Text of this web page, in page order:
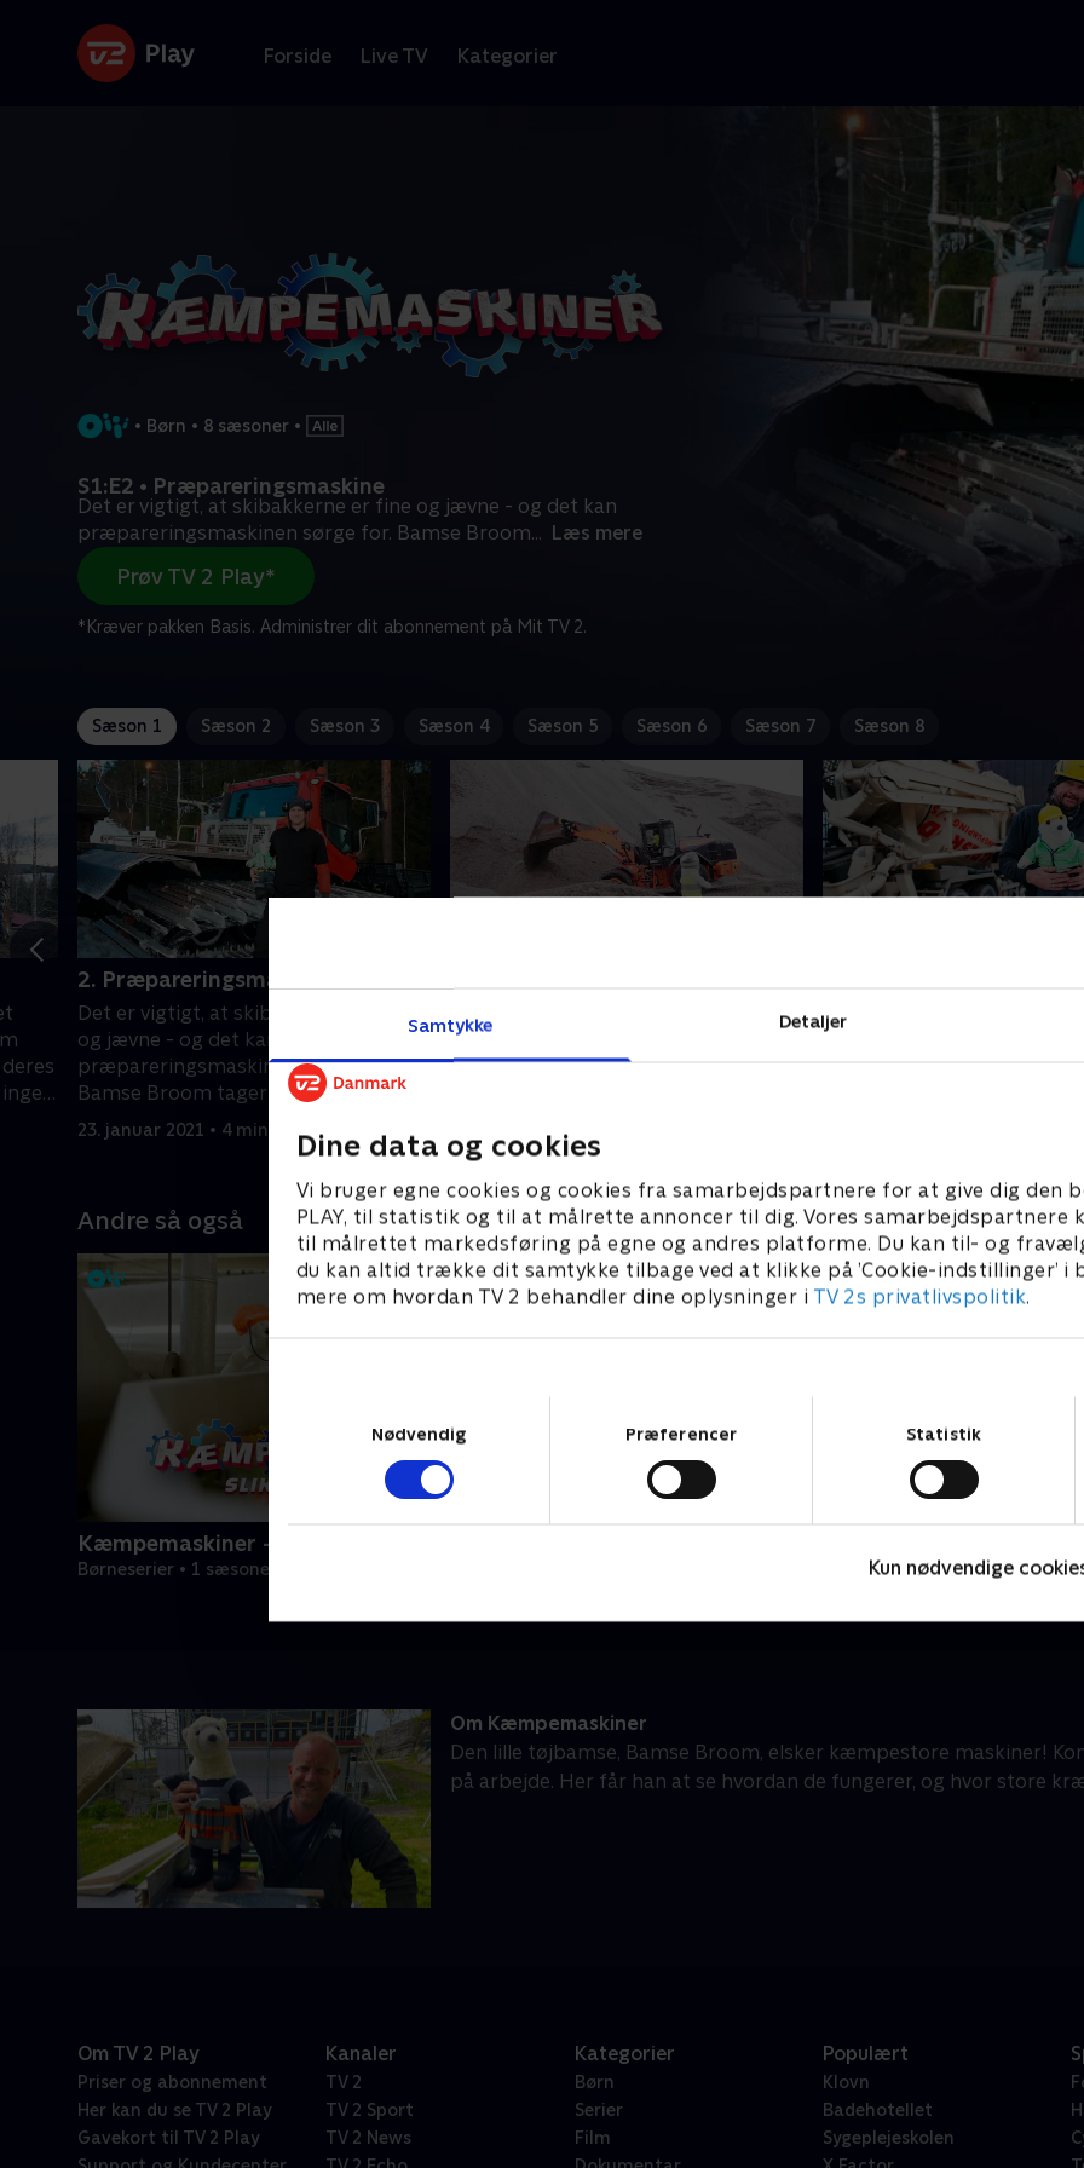
Samtykke Detaljer
Dine data og cookies
Vi bruger egne cookies og cookies fra samarbejdspartnere for at give dig den
PLAY, til statistik og til at målrette annoncer til dig. Vores samarbejdspartnere
til målrettet markedsføring på egne og andres platforme. Du kan til- og
du kan altid trække dit samtykke tilbage ved at klikke på ’Cookie-indstillinger’ i
mere om hvordan TV 2 behandler dine oplysninger i TV 2s privatlivspolitik.
Nødvendig
Præferencer Statistik
Kun nødvendige
Forside Live TV Kategorier
• Børn • 8 sæsoner •
S1:E2 • Præpareringsmaskine
Det er vigtigt, at skibakkerne er fine og jævne - og det kan
præpareringsmaskinen sørge for. Bamse Broom... Læs mere
Prøv TV 2 Play*
*Kræver pakken Basis. Administrer dit abonnement på Mit TV 2.
Sæson 1 Sæson 2 Sæson 3 Sæson 4 Sæson 5 Sæson 6 Sæson 7 Sæson 8
2. Præpareringsmaskine
Det er vigtigt, at skibakkerne er fine
og jævne - og det kan
præpareringsmaskinen sørge for.
Bamse Broom tager med en tur.
23. januar 2021 • 4 min
Gummigeden er lille og hurtig, når der
skal flyttes store bunker af sand fra
ét sted til et andet. Og Bamse Broom
23. januar 2021 • 4 min
Den store betonblander har
Andre så også
Kæmpemaskiner - Slikfabrikken
Børneserier • 1 sæsoner
Om Kæmpemaskiner
Den lille tøjbamse, Bamse Broom, elsker kæmpestore maskiner!
på arbejde. Her får han at se hvordan de fungerer, og hvor store
Om TV 2 Play
Priser og abonnement
Her kan du se TV 2 Play
Gavekort til TV 2 Play
Kanaler
TV 2
TV 2 Sport
TV 2 News
Kategorier
Børn
Serier
Film
Populært
Klovn
Badehotellet
Sygeplejeskolen